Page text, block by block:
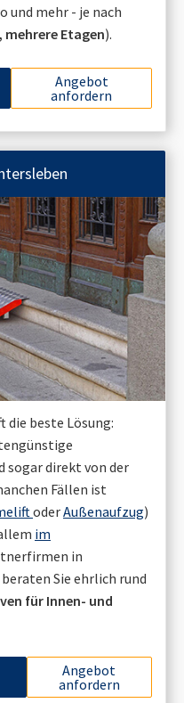
und mehr - je nach
Etagen).
Angebot
anfordern
beste Lösung:
sogar direkt von der
Fällen ist
oderAußenaufzug)
im
in
beraten Sie ehrlich rund
für Innen- und
Angebot
anfordern